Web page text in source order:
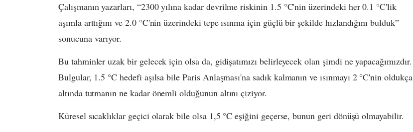
Çalışmanın yazarları, “2300 yılına kadar devrilme riskinin 1.5 °C'nin üzerindeki her 0.1 °C'lik
aşımla arttığını ve 2.0 °C'nin üzerindeki tepe ısınma için güçlü bir şekilde hızlandığını bulduk”
sonucuna varıyor.
Bu tahminler uzak bir gelecek için olsa da, gidişatımızı belirleyecek olan şimdi ne yapacağımızdır.
Bulgular, 1.5 °C hedefi aşılsa bile Paris Anlaşması'na sadık kalmanın ve ısınmayı 2 °C'nin oldukça
altında tutmanın ne kadar önemli olduğunun altını çiziyor.
Küresel sıcaklıklar geçici olarak bile olsa 1,5 °C eşiğini geçerse, bunun geri dönüşü olmayabilir.